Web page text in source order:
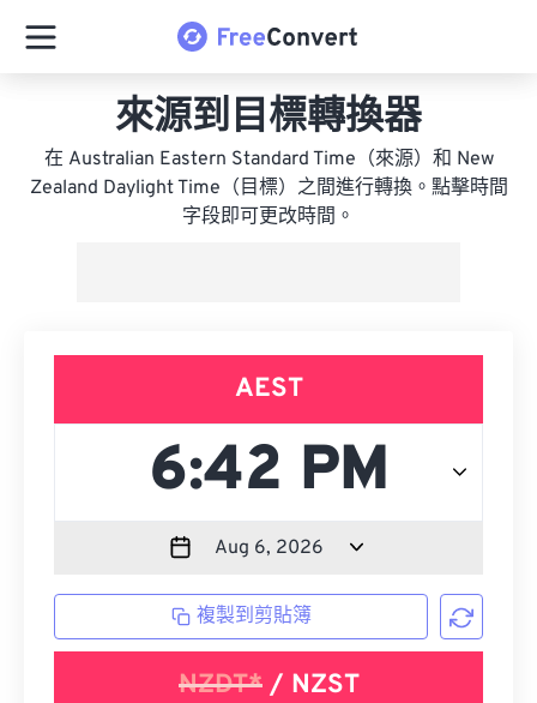
來源到目標轉換器
在 Australian Eastern Standard Time（來源）和 New
Zealand Daylight Time（目標）之間進行轉換。點擊時間
字段即可更改時間。
AEST
複製到剪貼簿
NZDT*/ NZST